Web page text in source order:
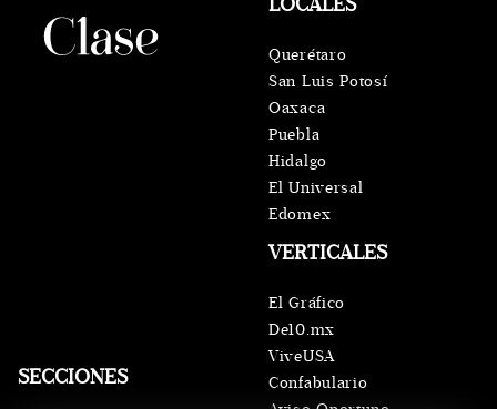
SECCIONES
VERTICALES
El Gráfico
De10.mx
ViveUSA
Confabulario
Querétaro
San Luis Potosí
Oaxaca
Puebla
Hidalgo
El Universal
Edomex